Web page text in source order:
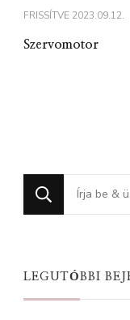
FRISSÍTVE 2023.09.12.
Szervomotor
Keres
valamit?
LEGUTÓBBI